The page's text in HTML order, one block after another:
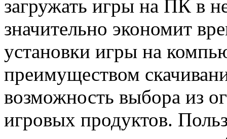
загружать игры на ПК в
значительно экономит
установки игры на
преимуществом
возможность выбора из
игровых продуктов.